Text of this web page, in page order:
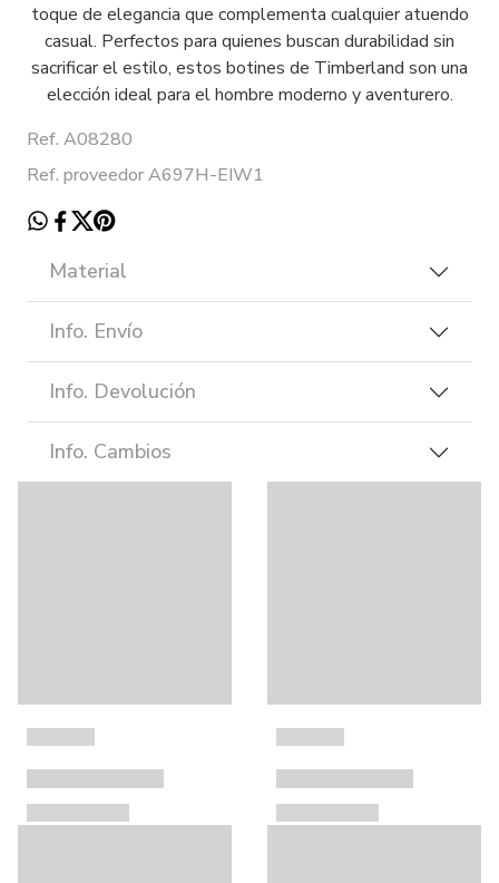
toque de elegancia que complementa cualquier atuendo
casual. Perfectos para quienes buscan durabilidad sin
sacrificar el estilo, estos botines de Timberland son una
elección ideal para el hombre moderno y aventurero.
Ref. A08280
Ref. proveedor A697H-EIW1
Material
Info. Envío
Info. Devolución
Info. Cambios